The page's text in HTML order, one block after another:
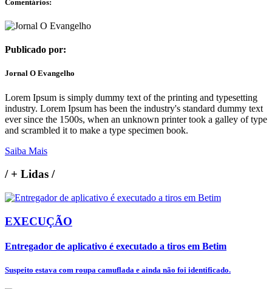
Comentários:
Publicado por:
Jornal O Evangelho
Lorem Ipsum is simply dummy text of the printing and typesetting
industry. Lorem Ipsum has been the industry's standard dummy text
ever since the 1500s, when an unknown printer took a galley of type
and scrambled it to make a type specimen book.
Saiba Mais
/+ Lidas /
EXECUÇÃO
Entregador de aplicativo é executado a tiros em Betim
Suspeito estava com roupa camuflada e ainda não foi identificado.